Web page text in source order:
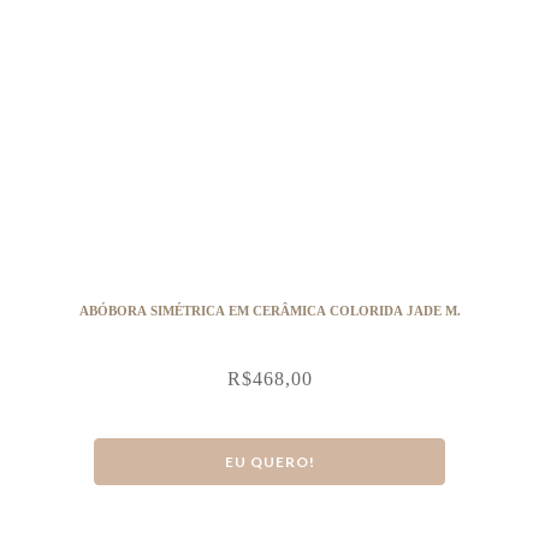
ABÓBORA SIMÉTRICA EM CERÂMICA COLORIDA JADE M.
R$468,00
EU QUERO!